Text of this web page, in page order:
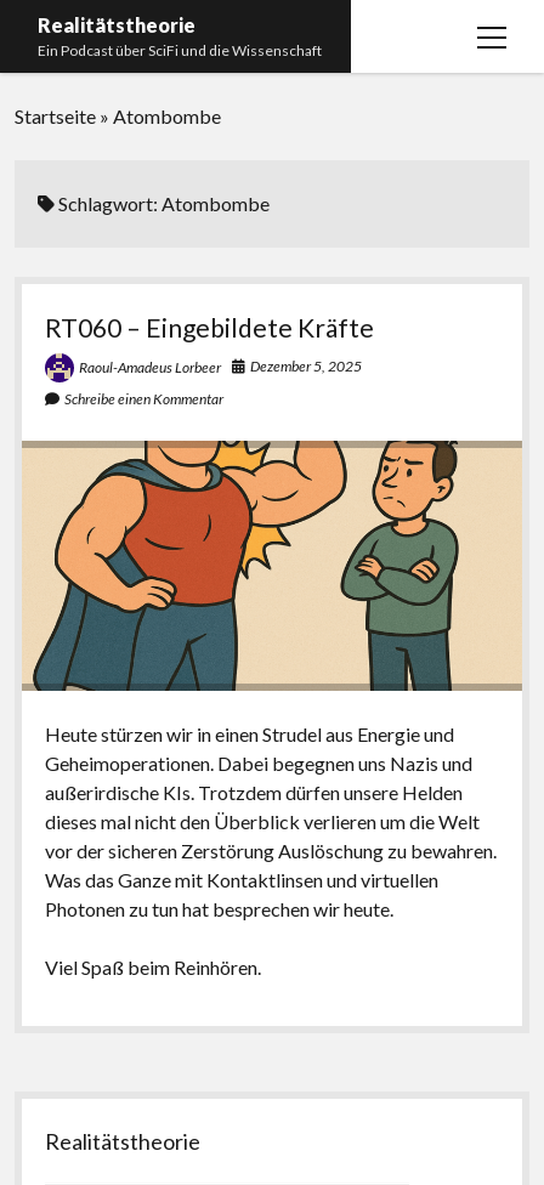
Realitätstheorie
Ein Podcast über SciFi und die Wissenschaft
Menü
Startseite
Impressum
Paperliste
Bücherliste
Startseite »Atombombe
Schlagwort:Atombombe
RT060 – Eingebildete Kräfte
Raoul-Amadeus Lorbeer
Dezember 5, 2025
Schreibe einen Kommentar
Heute stürzen wir in einen Strudel aus Energie und
Geheimoperationen. Dabei begegnen uns Nazis und
außerirdische KIs. Trotzdem dürfen unsere Helden
dieses mal nicht den Überblick verlieren um die Welt
vor der sicheren Zerstörung Auslöschung zu bewahren.
Was das Ganze mit Kontaktlinsen und virtuellen
Photonen zu tun hat besprechen wir heute.
Viel Spaß beim Reinhören.
Seitenleiste
Realitätstheorie